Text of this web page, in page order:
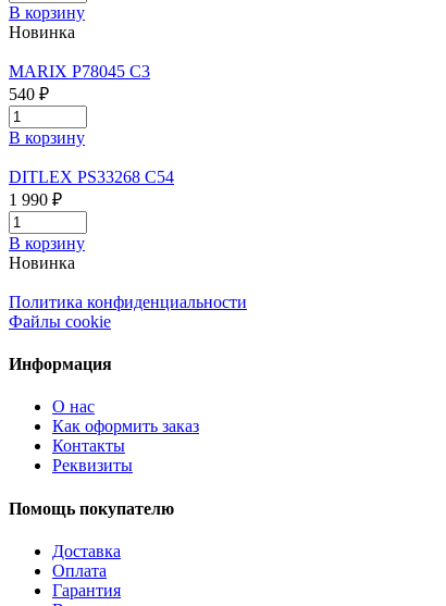
В корзину
Новинка
MARIX P78045 C3
540 ₽
В корзину
DITLEX PS33268 C54
1 990 ₽
В корзину
Новинка
Политика конфиденциальности
Файлы cookie
Информация
О нас
Как оформить заказ
Контакты
Реквизиты
Помощь покупателю
Доставка
Оплата
Гарантия